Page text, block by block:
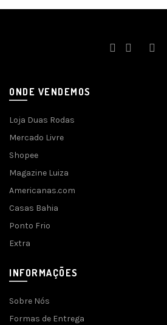
ONDE VENDEMOS
Loja Duas Rodas
Mercado Livre
Shopee
Magazine Luiza
Americanas.com
Casas Bahia
Ponto Frio
Extra
INFORMAÇÕES
Sobre Nós
Formas de Entrega